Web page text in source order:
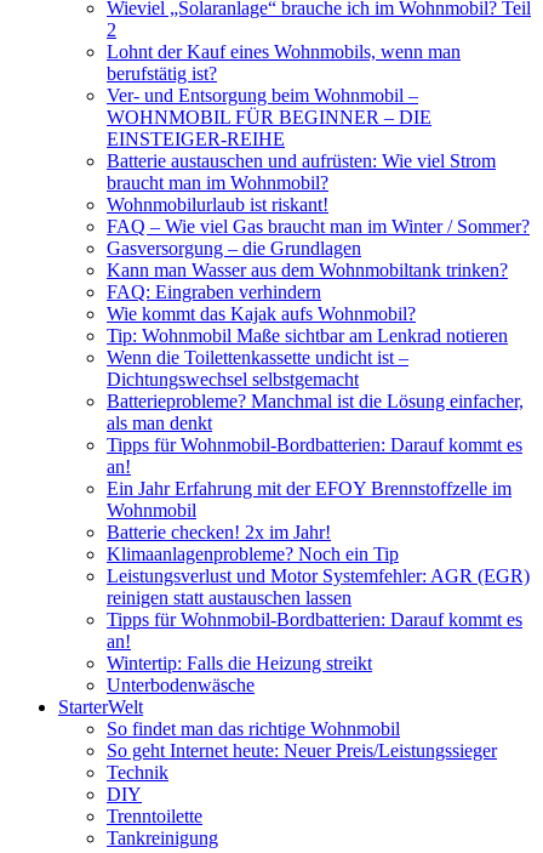
Wieviel „Solaranlage“ brauche ich im Wohnmobil? Teil
2
Lohnt der Kauf eines Wohnmobils, wenn man
berufstätig ist?
Ver- und Entsorgung beim Wohnmobil –
WOHNMOBIL FÜR BEGINNER – DIE
EINSTEIGER-REIHE
Batterie austauschen und aufrüsten: Wie viel Strom
braucht man im Wohnmobil?
Wohnmobilurlaub ist riskant!
FAQ – Wie viel Gas braucht man im Winter / Sommer?
Gasversorgung – die Grundlagen
Kann man Wasser aus dem Wohnmobiltank trinken?
FAQ: Eingraben verhindern
Wie kommt das Kajak aufs Wohnmobil?
Tip: Wohnmobil Maße sichtbar am Lenkrad notieren
Wenn die Toilettenkassette undicht ist –
Dichtungswechsel selbstgemacht
Batterieprobleme? Manchmal ist die Lösung einfacher,
als man denkt
Tipps für Wohnmobil-Bordbatterien: Darauf kommt es
an!
Ein Jahr Erfahrung mit der EFOY Brennstoffzelle im
Wohnmobil
Batterie checken! 2x im Jahr!
Klimaanlagenprobleme? Noch ein Tip
Leistungsverlust und Motor Systemfehler: AGR (EGR)
reinigen statt austauschen lassen
Tipps für Wohnmobil-Bordbatterien: Darauf kommt es
an!
Wintertip: Falls die Heizung streikt
Unterbodenwäsche
StarterWelt
So findet man das richtige Wohnmobil
So geht Internet heute: Neuer Preis/Leistungssieger
Technik
DIY
Trenntoilette
Tankreinigung